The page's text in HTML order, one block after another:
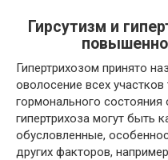
Гирсутизм и
Гипертрихозом принято
оволосение всех
гормонального
гипертрихоза могут быть
обусловленные,
других факторов,